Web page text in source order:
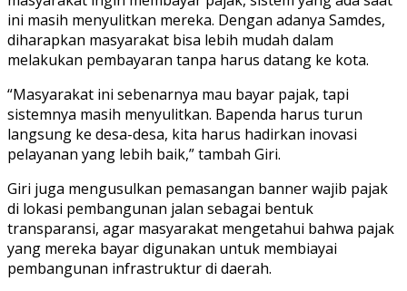
ini masih menyulitkan mereka. Dengan adanya Samdes,
diharapkan masyarakat bisa lebih mudah dalam
melakukan pembayaran tanpa harus datang ke kota.
“Masyarakat ini sebenarnya mau bayar pajak, tapi
sistemnya masih menyulitkan. Bapenda harus turun
langsung ke desa-desa, kita harus hadirkan inovasi
pelayanan yang lebih baik,” tambah Giri.
Giri juga mengusulkan pemasangan banner wajib pajak
di lokasi pembangunan jalan sebagai bentuk
transparansi, agar masyarakat mengetahui bahwa pajak
yang mereka bayar digunakan untuk membiayai
pembangunan infrastruktur di daerah.